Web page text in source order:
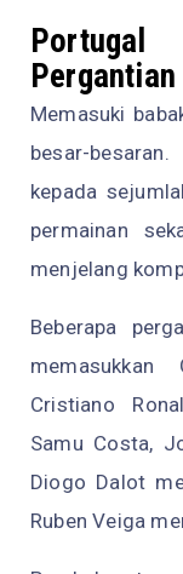
Memasuki
besar-
kepada
permainan
menjelang
Beberapa
memasukkan
Cristiano
Samu Costa,
Diogo Dalot
Ruben Veiga